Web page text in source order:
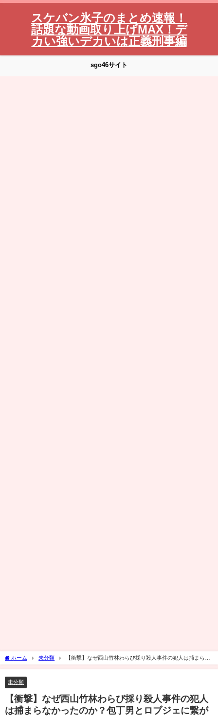
スケバン氷子のまとめ速報！
話題な動画取り上げMAX！デ
カい強いデカいは正義刑事編
sgo46サイト
ホーム 未分類
【衝撃】なぜ西山竹林わらび採り殺人事件の犯人は捕まらな
かったのか？包丁男とロブジェに繋がる20年越しの連続失踪の真相【 未解決事件 解説
未分類
【衝撃】なぜ西山竹林わらび採り殺人事件の犯人
は捕まらなかったのか？包丁男とロブジェに繋が